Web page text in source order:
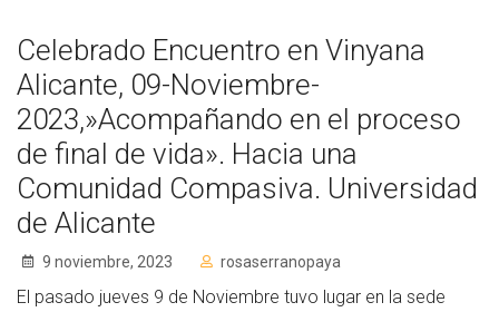
Celebrado Encuentro en Vinyana
Alicante, 09-Noviembre-
2023,»Acompañando en el proceso
de final de vida». Hacia una
Comunidad Compasiva. Universidad
de Alicante
9 noviembre, 2023 rosaserranopaya
El pasado jueves 9 de Noviembre tuvo lugar en la sede